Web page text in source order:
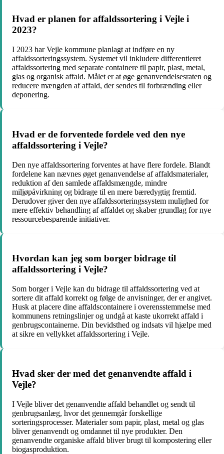
Hvad er planen for affaldssortering i Vejle i
2023?
I 2023 har Vejle kommune planlagt at indføre en ny
affaldssorteringssystem. Systemet vil inkludere differentieret
affaldssortering med separate containere til papir, plast, metal,
glas og organisk affald. Målet er at øge genanvendelsesraten og
reducere mængden af affald, der sendes til forbrænding eller
deponering.
Hvad er de forventede fordele ved den nye
affaldssortering i Vejle?
Den nye affaldssortering forventes at have flere fordele. Blandt
fordelene kan nævnes øget genanvendelse af affaldsmaterialer,
reduktion af den samlede affaldsmængde, mindre
miljøpåvirkning og bidrage til en mere bæredygtig fremtid.
Derudover giver den nye affaldssorteringssystem mulighed for
mere effektiv behandling af affaldet og skaber grundlag for nye
ressourcebesparende initiativer.
Hvordan kan jeg som borger bidrage til
affaldssortering i Vejle?
Som borger i Vejle kan du bidrage til affaldssortering ved at
sortere dit affald korrekt og følge de anvisninger, der er angivet.
Husk at placere dine affaldscontainere i overensstemmelse med
kommunens retningslinjer og undgå at kaste ukorrekt affald i
genbrugscontainerne. Din bevidsthed og indsats vil hjælpe med
at sikre en vellykket affaldssortering i Vejle.
Hvad sker der med det genanvendte affald i
Vejle?
I Vejle bliver det genanvendte affald behandlet og sendt til
genbrugsanlæg, hvor det gennemgår forskellige
sorteringsprocesser. Materialer som papir, plast, metal og glas
bliver genanvendt og omdannet til nye produkter. Den
genanvendte organiske affald bliver brugt til kompostering eller
biogasproduktion.